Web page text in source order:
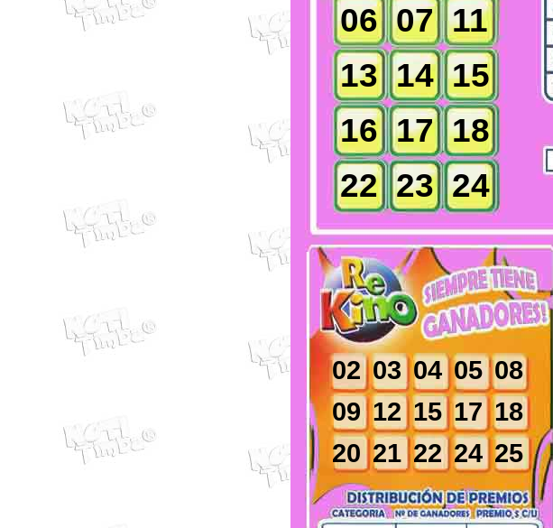
06 07 11
13 14 15
16 17 18
22 23 24
02 03 04 05 08
09 12 15 17 18
20 21 22 24 25